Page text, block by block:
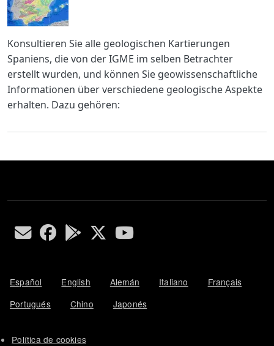
Body
Konsultieren Sie alle geologischen Kartierungen
Spaniens, die von der IGME im selben Betrachter
erstellt wurden, und können Sie geowissenschaftliche
Informationen über verschiedene geologische Aspekte
erhalten. Dazu gehören:
Español English Alemán Italiano
Français
Portugués
Chino Japonés
Política de cookies